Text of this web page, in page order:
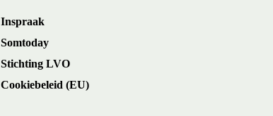
Inspraak
Somtoday
Stichting LVO
Cookiebeleid (EU)